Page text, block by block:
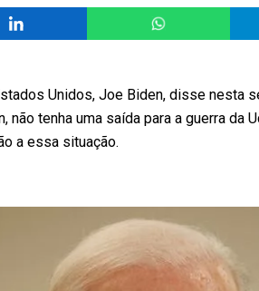
Unidos, Joe Biden, disse nesta
tenha uma saída para a guerra da
a essa situação.